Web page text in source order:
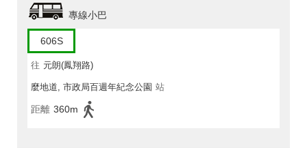
專線小巴
606S
往 元朗(鳳翔路)
麼地道, 市政局百週年紀念公園 站
距離 360m